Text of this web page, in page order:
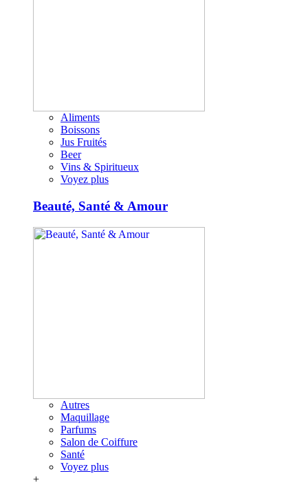
Aliments
Boissons
Jus Fruités
Beer
Vins & Spiritueux
Voyez plus
Beauté, Santé & Amour
Autres
Maquillage
Parfums
Salon de Coiffure
Santé
Voyez plus
+